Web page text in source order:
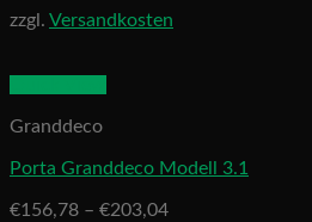
zzgl. Versandkosten
Granddeco
Porta Granddeco Modell 3.1
€156,78 – €203,04